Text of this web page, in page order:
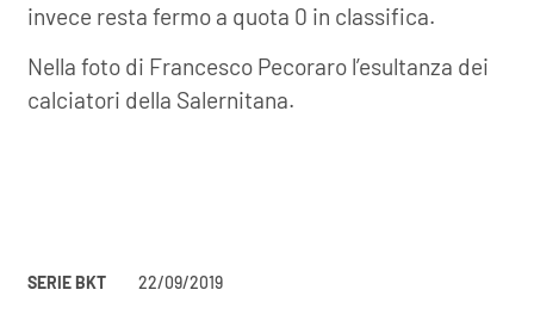
invece resta fermo a quota 0 in classifica.
Nella foto di Francesco Pecoraro l’esultanza dei
calciatori della Salernitana.
SERIE BKT 22/09/2019